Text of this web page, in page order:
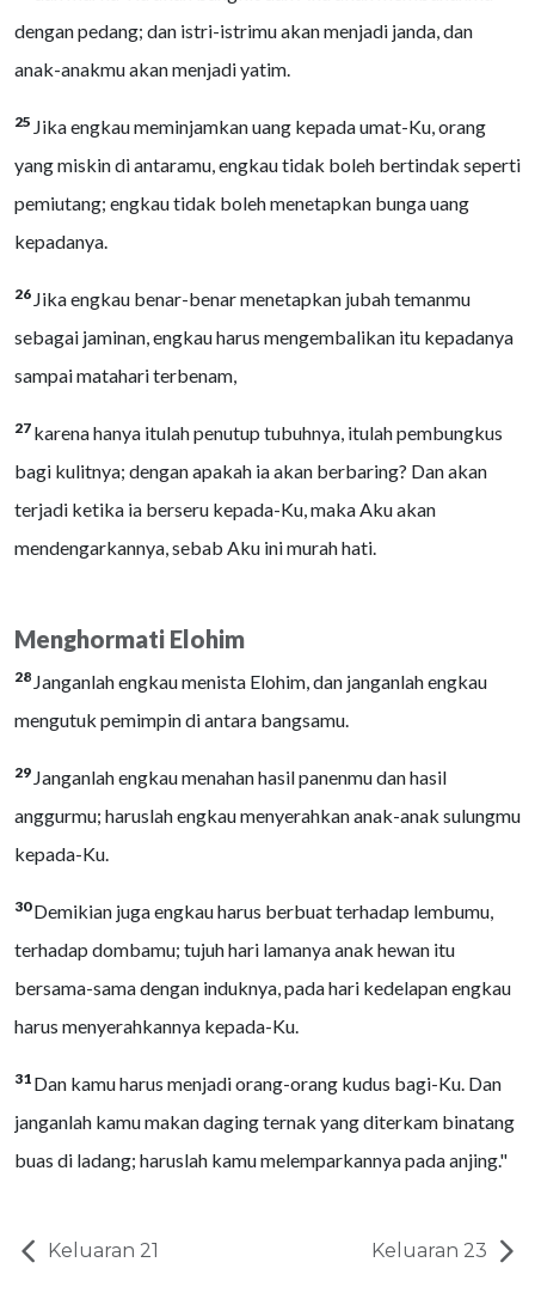
dengan pedang; dan istri-istrimu akan menjadi janda, dan
anak-anakmu akan menjadi yatim.
25 Jika engkau meminjamkan uang kepada umat-Ku, orang
yang miskin di antaramu, engkau tidak boleh bertindak seperti
pemiutang; engkau tidak boleh menetapkan bunga uang
kepadanya.
26 Jika engkau benar-benar menetapkan jubah temanmu
sebagai jaminan, engkau harus mengembalikan itu kepadanya
sampai matahari terbenam,
27 karena hanya itulah penutup tubuhnya, itulah pembungkus
bagi kulitnya; dengan apakah ia akan berbaring? Dan akan
terjadi ketika ia berseru kepada-Ku, maka Aku akan
mendengarkannya, sebab Aku ini murah hati.
Menghormati Elohim
28 Janganlah engkau menista Elohim, dan janganlah engkau
mengutuk pemimpin di antara bangsamu.
29 Janganlah engkau menahan hasil panenmu dan hasil
anggurmu; haruslah engkau menyerahkan anak-anak sulungmu
kepada-Ku.
30Demikian juga engkau harus berbuat terhadap lembumu,
terhadap dombamu; tujuh hari lamanya anak hewan itu
bersama-sama dengan induknya, pada hari kedelapan engkau
harus menyerahkannya kepada-Ku.
31 Dan kamu harus menjadi orang-orang kudus bagi-Ku. Dan
janganlah kamu makan daging ternak yang diterkam binatang
buas di ladang; haruslah kamu melemparkannya pada anjing."
Keluaran 21 Keluaran 23